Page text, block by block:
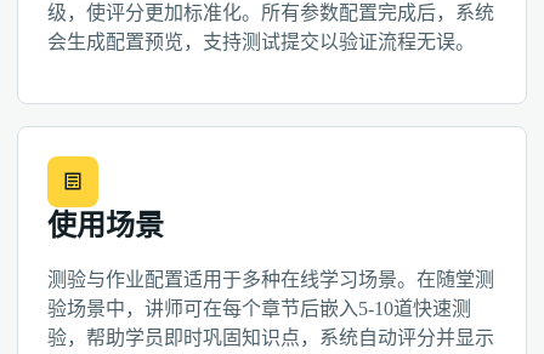
级，使评分更加标准化。所有参数配置完成后，系统
会生成配置预览，支持测试提交以验证流程无误。
使用场景
测验与作业配置适用于多种在线学习场景。在随堂测
验场景中，讲师可在每个章节后嵌入5-10道快速测
验，帮助学员即时巩固知识点，系统自动评分并显示